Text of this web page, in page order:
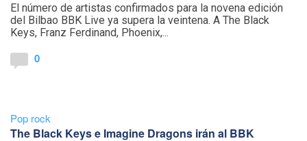
El número de artistas confirmados para la novena edición
del Bilbao BBK Live ya supera la veintena. A The Black
Keys, Franz Ferdinand, Phoenix,...
0
Pop rock
The Black Keys e Imagine Dragons irán al BBK